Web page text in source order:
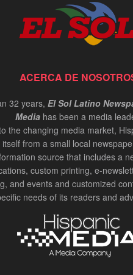
ACERCA DE
32 years, El Sol Latino
Media has been a media
the changing media market,
from a small local
source that includes a
custom printing, e-
and events and customized
needs of its readers and